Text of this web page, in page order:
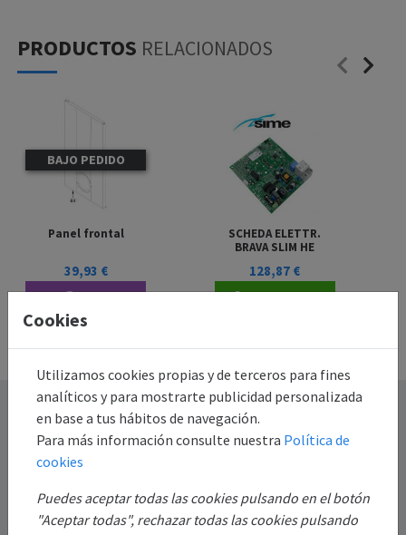
PRODUCTOS RELACIONADOS
BAJO PEDIDO
Panel frontal
39,93 €
información
SCHEDA ELETTR.
BRAVA SLIM HE
128,87 €
Destacado
Información
Mi Cuenta
Cookies
Utilizamos cookies propias y de terceros para fines
analíticos y para mostrarte publicidad personalizada
en base a tus hábitos de navegación.
Para más información consulte nuestra Política de
cookies
Puedes aceptar todas las cookies pulsando en el botón
"Aceptar todas", rechazar todas las cookies pulsando